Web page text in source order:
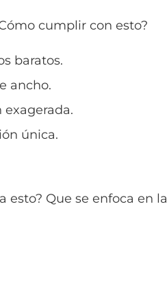
cumplir con esto?
baratos.
ancho.
única.
esto? Que se enfoca en la